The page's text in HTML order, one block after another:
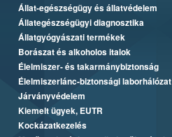
Állat-egészségügy és állatvédelem
Állategészségügyi diagnosztika
Állatgyógyászati termékek
Borászat és alkoholos italok
Élelmiszer- és takarmánybiztonság
Élelmiszerlánc-biztonsági laborhálózat
Járványvédelem
Kiemelt ügyek, EUTR
Kockázatkezelés